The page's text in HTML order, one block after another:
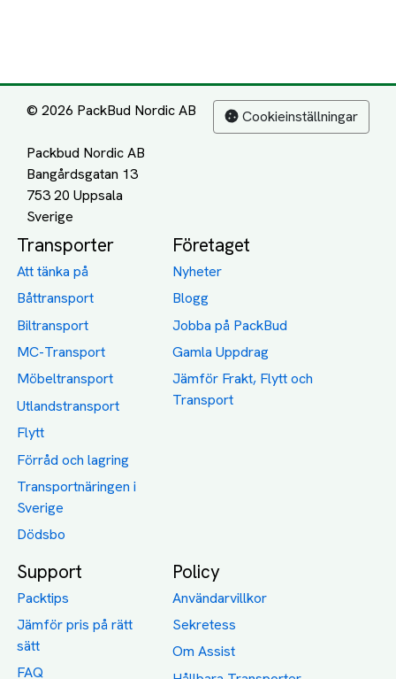
© 2026 PackBud Nordic AB
Packbud Nordic AB
Bangårdsgatan 13
753 20 Uppsala
Cookieinställningar
Transporter
Att tänka på
Båttransport
Biltransport
MC-Transport
Möbeltransport
Utlandstransport
Flytt
Förråd och lagring
Transportnäringen i
Sverige
Dödsbo
Företaget
Nyheter
Blogg
Jobba på PackBud
Gamla Uppdrag
Jämför Frakt, Flytt och
Transport
Support
Packtips
Jämför pris på rätt
sätt
FAQ
Policy
Användarvillkor
Sekretess
Om Assist